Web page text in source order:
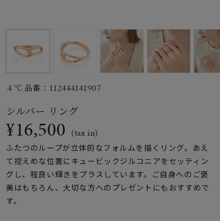
誕生石
ファッションテイス
ト
着用シーン
コレクション
４℃ 品番：112444141907
シルバー リング
¥16,500 (tax in)
ふたつのループが立体的なフォルムを描くリング。あえ
て控えめな位置にキュービックジルコニアをセッティン
グし、程良い輝きをプラスしています。ご自身へのご褒
美はもちろん、大切な方へのプレゼントにもおすすめで
す。